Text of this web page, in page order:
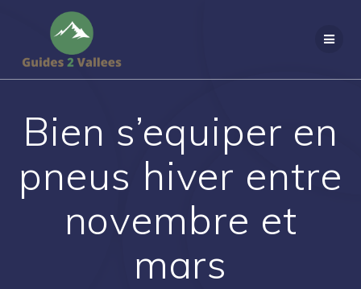
Bien s’equiper en
pneus hiver entre
novembre et
mars